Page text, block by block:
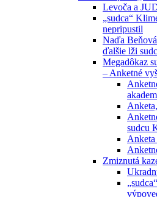
Levoča a
„sudca“
nepripustil
Naďa
ďalšie lži
Megadôkaz
– Anketné
sudcu
Zmiznutá